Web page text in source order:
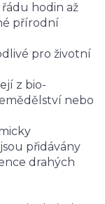
hodin až
přírodní
pro životní
z bio-
nebo
přidávány
drahých